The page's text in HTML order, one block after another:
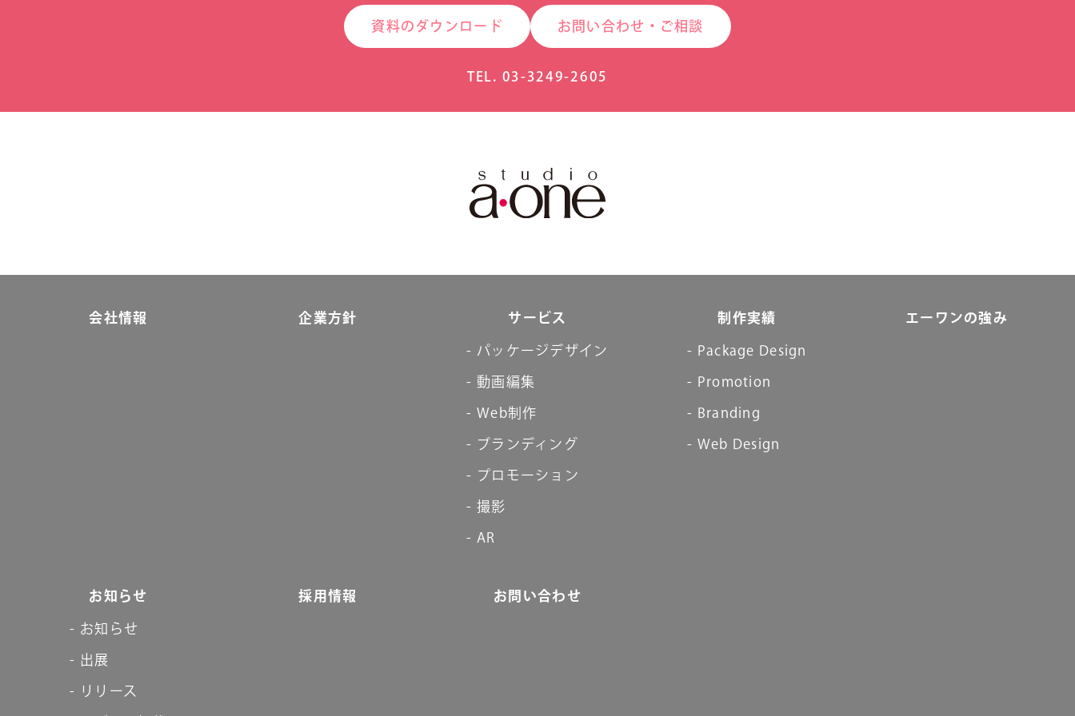
資料のダウンロード お問い合わせ・ご相談
TEL. 03-3249-2605
会社情報 企業方針 サービス
パッケージデザイン
動画編集
Web制作
ブランディング
プロモーション
撮影
AR
制作実績
Package Design
Promotion
Branding
Web Design
エーワンの強み
お知らせ
お知らせ
出展
リリース
採用情報 お問い合わせ